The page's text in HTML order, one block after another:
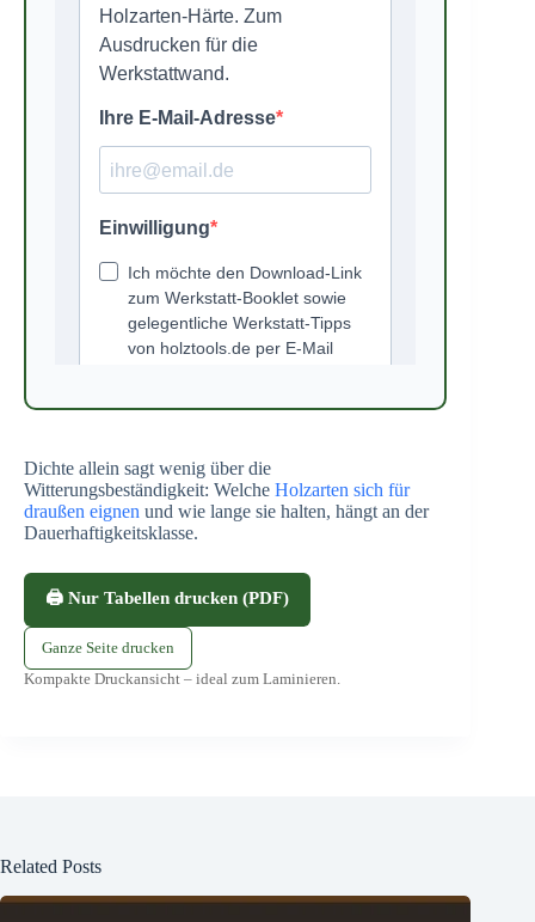
Dichte allein sagt wenig über die
Witterungsbeständigkeit: Welche Holzarten sich für
draußen eignen und wie lange sie halten, hängt an der
Dauerhaftigkeitsklasse.
🖨️ Nur Tabellen drucken (PDF)
Ganze Seite drucken
Kompakte Druckansicht – ideal zum Laminieren.
Related Posts